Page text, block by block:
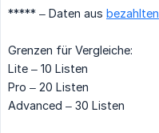
***** – Daten aus bezahlten
Grenzen für Vergleiche:
Lite – 10 Listen
Pro – 20 Listen
Advanced – 30 Listen